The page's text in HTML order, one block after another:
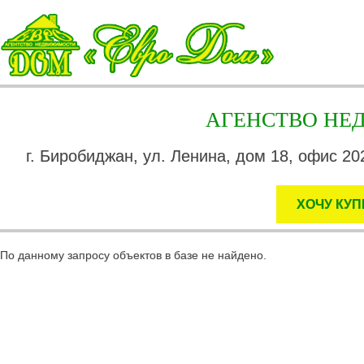
АГЕНСТВО
г. Биробиджан, ул. Ленина, дом 18, офис
ХОЧУ
По данному запросу объектов в базе не найдено.